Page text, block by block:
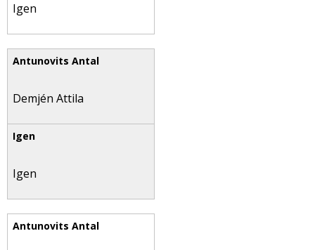
Igen
Demjén Attila
Igen